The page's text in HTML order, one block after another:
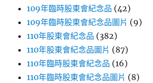
109年臨時股東會紀念品 (42)
109年臨時股東會紀念品圖片 (9)
110年股東會紀念品 (382)
110年股東會紀念品圖片 (87)
110年臨時股東會紀念品 (16)
110年臨時股東會紀念品圖片 (8)